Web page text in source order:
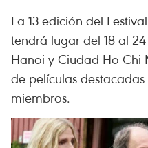
La 13 edición del
tendrá lugar del 18 al
Hanoi y Ciudad Ho Chi
de películas destacadas
miembros.